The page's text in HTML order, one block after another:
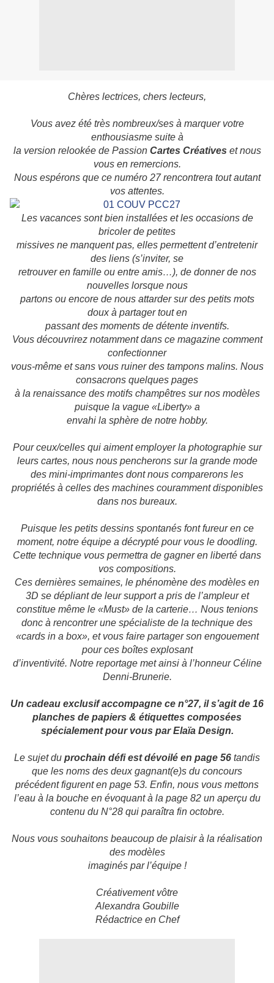
Chères lectrices, chers lecteurs,
Vous avez été très nombreux/ses à marquer votre
enthousiasme suite à
la version relookée de Passion Cartes Créatives et nous
vous en remercions.
Nous espérons que ce numéro 27 rencontrera tout autant
vos attentes.
Les vacances sont bien installées et les occasions de
bricoler de petites
missives ne manquent pas, elles permettent d’entretenir
des liens (s’inviter, se
retrouver en famille ou entre amis…), de donner de nos
nouvelles lorsque nous
partons ou encore de nous attarder sur des petits mots
doux à partager tout en
passant des moments de détente inventifs.
Vous découvrirez notamment dans ce magazine comment
confectionner
vous-même et sans vous ruiner des tampons malins. Nous
consacrons quelques pages
à la renaissance des motifs champêtres sur nos modèles
puisque la vague «Liberty» a
envahi la sphère de notre hobby.
Pour ceux/celles qui aiment employer la photographie sur
leurs cartes, nous nous pencherons sur la grande mode
des mini-imprimantes dont nous comparerons les
propriétés à celles des machines couramment disponibles
dans nos bureaux.
Puisque les petits dessins spontanés font fureur en ce
moment, notre équipe a décrypté pour vous le doodling.
Cette technique vous permettra de gagner en liberté dans
vos compositions.
Ces dernières semaines, le phénomène des modèles en
3D se dépliant de leur support a pris de l’ampleur et
constitue même le «Must» de la carterie… Nous tenions
donc à rencontrer une spécialiste de la technique des
«cards in a box», et vous faire partager son engouement
pour ces boîtes explosant
d’inventivité. Notre reportage met ainsi à l’honneur Céline
Denni-Brunerie.
Un cadeau exclusif accompagne ce n°27, il s’agit de 16
planches de papiers & étiquettes composées
spécialement pour vous par Elaïa Design.
Le sujet du prochain défi est dévoilé en page 56 tandis
que les noms des deux gagnant(e)s du concours
précédent figurent en page 53. Enfin, nous vous mettons
l’eau à la bouche en évoquant à la page 82 un aperçu du
contenu du N°28 qui paraîtra fin octobre.
Nous vous souhaitons beaucoup de plaisir à la réalisation
des modèles
imaginés par l’équipe !
Créativement vôtre
Alexandra Goubille
Rédactrice en Chef